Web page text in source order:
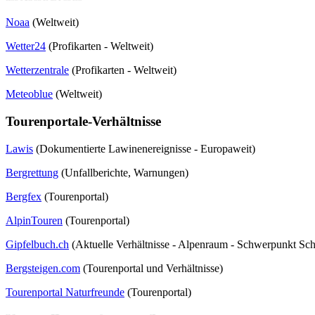
Noaa (Weltweit)
Wetter24 (Profikarten - Weltweit)
Wetterzentrale (Profikarten - Weltweit)
Meteoblue (Weltweit)
Tourenportale-Verhältnisse
Lawis (Dokumentierte Lawinenereignisse - Europaweit)
Bergrettung (Unfallberichte, Warnungen)
Bergfex (Tourenportal)
AlpinTouren (Tourenportal)
Gipfelbuch.ch (Aktuelle Verhältnisse - Alpenraum - Schwerpunkt
Bergsteigen.com (Tourenportal und Verhältnisse)
Tourenportal Naturfreunde (Tourenportal)